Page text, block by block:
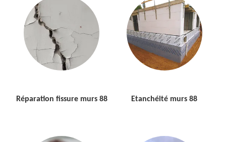
Réparation fissure murs 88 Etanchéité murs 88